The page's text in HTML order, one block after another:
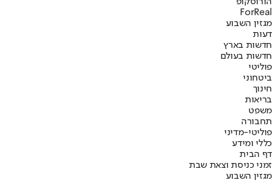
ForReal
מגזין השבוע
דעות
חדשות בארץ
חדשות בעולם
פוליטי
ביטחוני
חינוך
בריאות
משפט
תחבורה
פוליטי-מדיני
כללי ומידע
דף הבית
זמני כניסת וצאת שבת
מגזין השבוע